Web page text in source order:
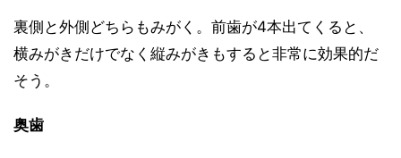
裏側と外側どちらもみがく。前歯が4本出てくると、
横みがきだけでなく縦みがきもすると非常に効果的だ
そう。
奥歯